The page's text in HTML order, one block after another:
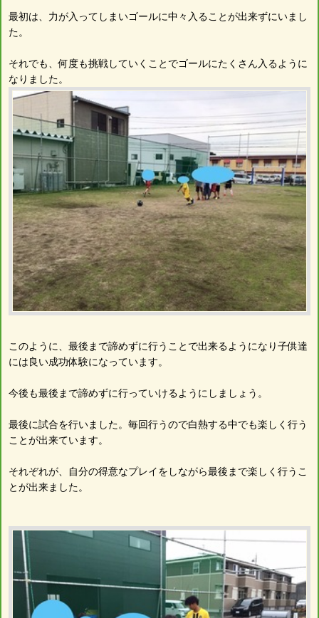
最初は、力が入ってしまいゴールに中々入ることが出来ずにいまし
た。
それでも、何度も挑戦していくことでゴールにたくさん入るように
なりました。
このように、最後まで諦めずに行うことで出来るようになり子供達
には良い成功体験になっています。
今後も最後まで諦めずに行っていけるようにしましょう。
最後に試合を行いました。毎回行うので白熱する中でも楽しく行う
ことが出来ています。
それぞれが、自分の得意なプレイをしながら最後まで楽しく行うこ
とが出来ました。